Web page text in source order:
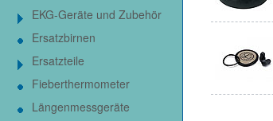
EKG-Geräte und Zubehör
Ersatzbirnen
Ersatzteile
Fieberthermometer
Längenmessgeräte